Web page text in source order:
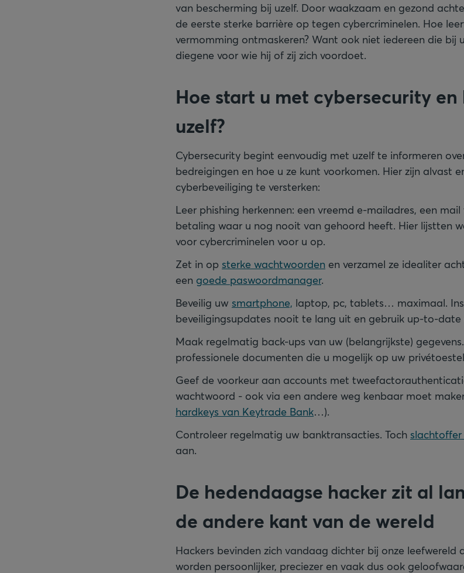
van bescherming bij uzelf. Door waakzaam en gezond
de eerste sterke barrière op tegen cybercriminelen. Hoe
vermomming ontmaskeren? Want ook niet iedereen die bij
diegene voor wie hij of zij zich voordoet.
Hoe start u met cybersecurity
uzelf?
Cybersecurity begint eenvoudig met uzelf te informeren
bedreigingen en hoe u ze kunt voorkomen. Hier zijn alvast
cyberbeveiliging te versterken:
Leer phishing herkennen: een vreemd e-mailadres, een
betaling waar u nog nooit van gehoord heeft. Hier lijstten
voor cybercriminelen voor u op.
Zet in op sterke wachtwoorden en verzamel ze idealiter
een goede paswoordmanager.
Beveilig uw smartphone, laptop, pc, tablets… maximaal.
beveiligingsupdates nooit te lang uit en gebruik up-to-date
Maak regelmatig back-ups van uw (belangrijkste)
professionele documenten die u mogelijk op uw
Geef de voorkeur aan accounts met
wachtwoord - ook via een andere weg kenbaar moet
hardkeys van Keytrade Bank…).
Controleer regelmatig uw banktransacties. Toch
aan.
De hedendaagse hacker zit al
de andere kant van de wereld
Hackers bevinden zich vandaag dichter bij onze leefwereld
worden persoonlijker, preciezer en vaak dus ook